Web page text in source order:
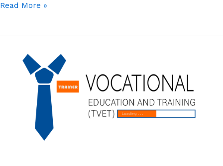
Read More »
Latihan